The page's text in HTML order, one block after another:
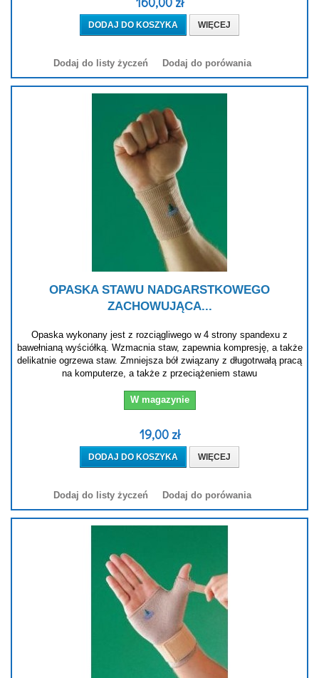
DODAJ DO KOSZYKA WIĘCEJ
Dodaj do listy życzeń Dodaj do porówania
OPASKA STAWU NADGARSTKOWEGO
ZACHOWUJĄCA...
Opaska wykonany jest z rozciągliwego w 4 strony spandexu z
bawełnianą wyściółką. Wzmacnia staw, zapewnia kompresję, a także
delikatnie ogrzewa staw. Zmniejsza bół związany z długotrwałą pracą
na komputerze, a także z przeciążeniem stawu
W magazynie
19,00 zł
DODAJ DO KOSZYKA WIĘCEJ
Dodaj do listy życzeń Dodaj do porówania